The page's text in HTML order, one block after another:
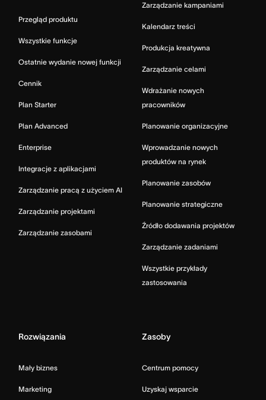
Przegląd produktu
Wszystkie funkcje
Ostatnie wydanie nowej funkcji
Cennik
Plan Starter
Plan Advanced
Enterprise
Integracje z aplikacjami
Zarządzanie pracą z użyciem AI
Zarządzanie projektami
Zarządzanie zasobami
Zarządzanie kampaniami
Kalendarz treści
Produkcja kreatywna
Zarządzanie celami
Wdrażanie nowych
pracowników
Planowanie organizacyjne
Wprowadzanie nowych
produktów na rynek
Planowanie zasobów
Planowanie strategiczne
Źródło dodawania projektów
Zarządzanie zadaniami
Wszystkie przykłady
zastosowania
Rozwiązania
Mały biznes
Marketing
Zasoby
Centrum pomocy
Uzyskaj wsparcie